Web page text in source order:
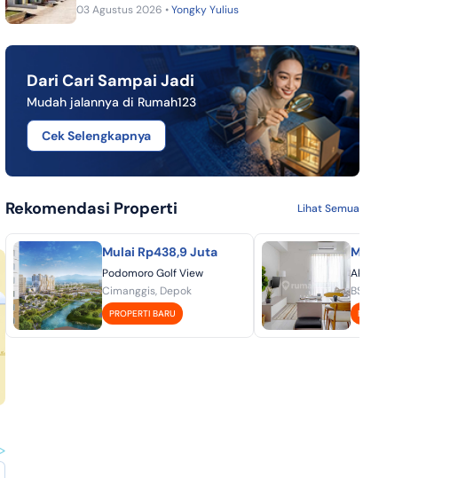
03 Agustus 2026 •Yongky Yulius
Dari Cari Sampai Jadi
Mudah jalannya di Rumah123
Cek Selengkapnya
Rekomendasi Properti Lihat Semua
Mulai Rp438,9 Juta
Podomoro Golf View
Cimanggis, Depok
PROPERTI BARU
Mulai Rp451
Akasa Pure Living -
BSD, Tangerang
PROPERTI BARU